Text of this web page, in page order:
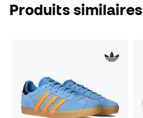
Produits similaires